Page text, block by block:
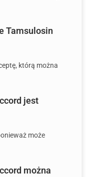
Tamsulosin
którą można
jest
może
można